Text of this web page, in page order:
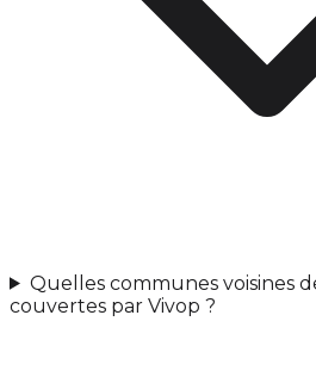
Quelles communes voisines
couvertes par Vivop ?